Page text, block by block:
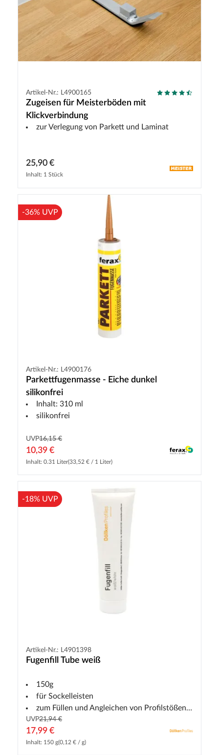
Artikel-Nr.: L4900165
Zugeisen für Meisterböden mit
Klickverbindung
zur Verlegung von Parkett und Laminat
25,90 €
Inhalt: 1 Stück
-36% UVP
Artikel-Nr.: L4900176
Parkettfugenmasse - Eiche dunkel
silikonfrei
Inhalt: 310 ml
silikonfrei
UVP16,15 €
10,39 €
Inhalt: 0.31 Liter(33,52 € / 1 Liter)
-18% UVP
Artikel-Nr.: L4901398
Fugenfill Tube weiß
150g
für Sockelleisten
zum Füllen und Angleichen von Profilstößen und Fugen
UVP21,94 €
17,99 €
Inhalt: 150 g(0,12 € / g)